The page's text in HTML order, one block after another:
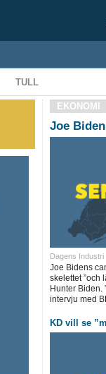
TULL
EKONOMI
Joe
Dagens Industri
Joe Bidens
skelettet ”och
Hunter Biden.
intervju med
KD vill se